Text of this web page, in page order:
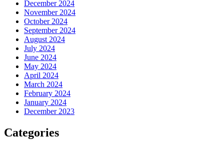
December 2024
November 2024
October 2024
September 2024
August 2024
July 2024
June 2024
May 2024
April 2024
March 2024
February 2024
January 2024
December 2023
Categories